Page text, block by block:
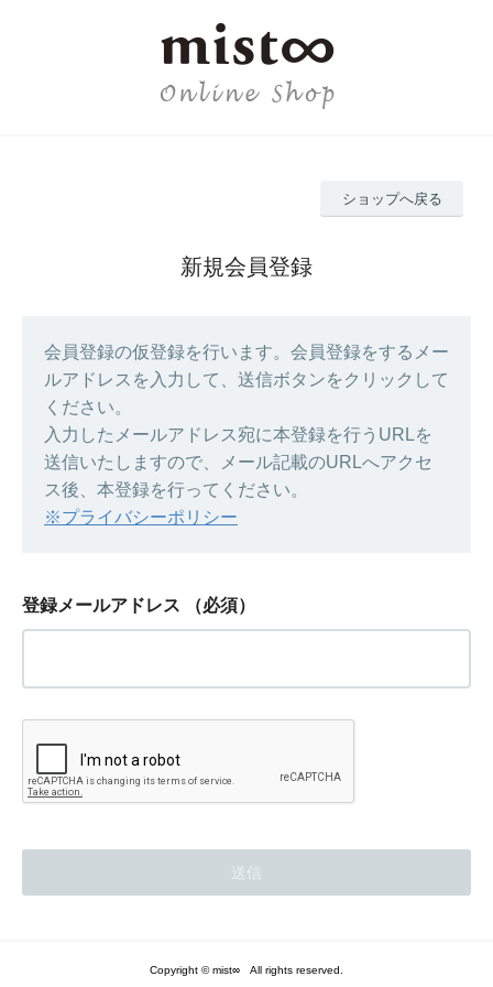
ショップへ戻る
新規会員登録
会員登録の仮登録を行います。会員登録をするメー
ルアドレスを入力して、送信ボタンをクリックして
ください。
入力したメールアドレス宛に本登録を行うURLを
送信いたしますので、メール記載のURLへアクセ
ス後、本登録を行ってください。
※プライバシーポリシー
登録メールアドレス （必須）
Copyright © mist∞ All rights reserved.